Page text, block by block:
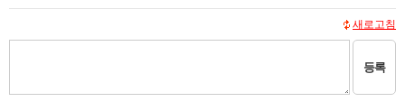
새로고침
등록